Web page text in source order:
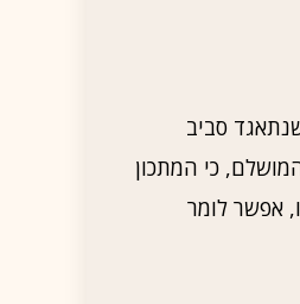
סביב
כי המתכון
אפשר לומר